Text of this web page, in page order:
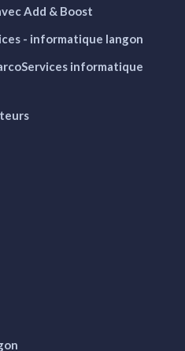
Add & Boost
- informatique langon
informatique